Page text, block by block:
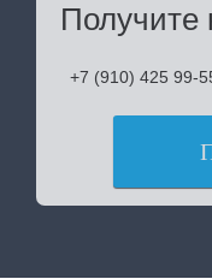
Получите
+7 (910) 425 99-